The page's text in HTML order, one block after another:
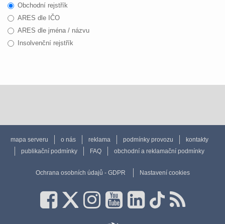
Obchodní rejstřík
ARES dle IČO
ARES dle jména / názvu
Insolvenční rejstřík
mapa serveru o nás reklama podmínky provozu
kontakty
publikační podmínky
FAQ obchodní a reklamační podmínky
Ochrana osobních údajů - GDPR Nastavení cookies